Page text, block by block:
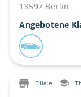
13597 Berlin
Angebotene
Filiale